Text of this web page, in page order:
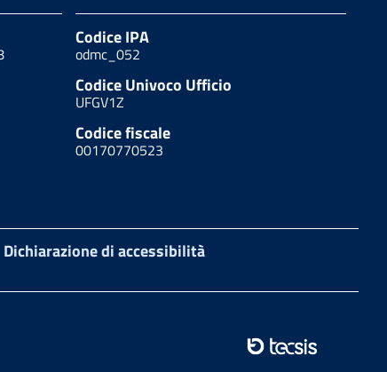
Codice IPA
odmc_052
Codice Univoco Ufficio
UFGV1Z
Codice fiscale
00170770523
Dichiarazione di accessibilità